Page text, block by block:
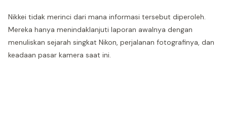
Nikkei tidak merinci dari mana informasi tersebut diperoleh.
Mereka hanya menindaklanjuti laporan awalnya dengan
menuliskan sejarah singkat Nikon, perjalanan fotografinya, dan
keadaan pasar kamera saat ini.